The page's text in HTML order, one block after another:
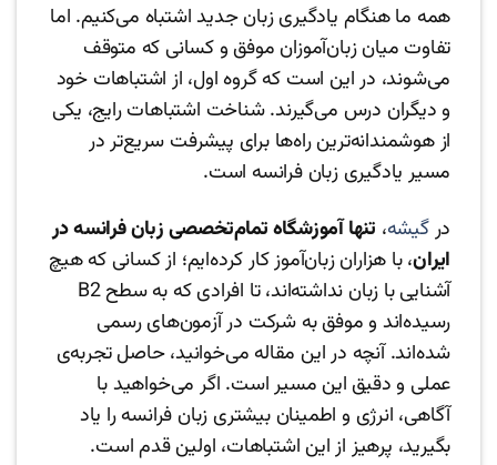
همه ما هنگام یادگیری زبان جدید اشتباه می‌کنیم. اما
تفاوت میان زبان‌آموزان موفق و کسانی که متوقف
می‌شوند، در این است که گروه اول، از اشتباهات خود
و دیگران درس می‌گیرند. شناخت اشتباهات رایج، یکی
از هوشمندانه‌ترین راه‌ها برای پیشرفت سریع‌تر در
مسیر یادگیری زبان فرانسه است.
درگیشه، تنها آموزشگاه تمام‌تخصصی زبان فرانسه در
ایران، با هزاران زبان‌آموز کار کرده‌ایم؛ از کسانی که هیچ
آشنایی با زبان نداشته‌اند، تا افرادی که به سطح B2
رسیده‌اند و موفق به شرکت در آزمون‌های رسمی
شده‌اند. آنچه در این مقاله می‌خوانید، حاصل تجربه‌ی
عملی و دقیق این مسیر است. اگر می‌خواهید با
آگاهی، انرژی و اطمینان بیشتری زبان فرانسه را یاد
بگیرید، پرهیز از این اشتباهات، اولین قدم است.